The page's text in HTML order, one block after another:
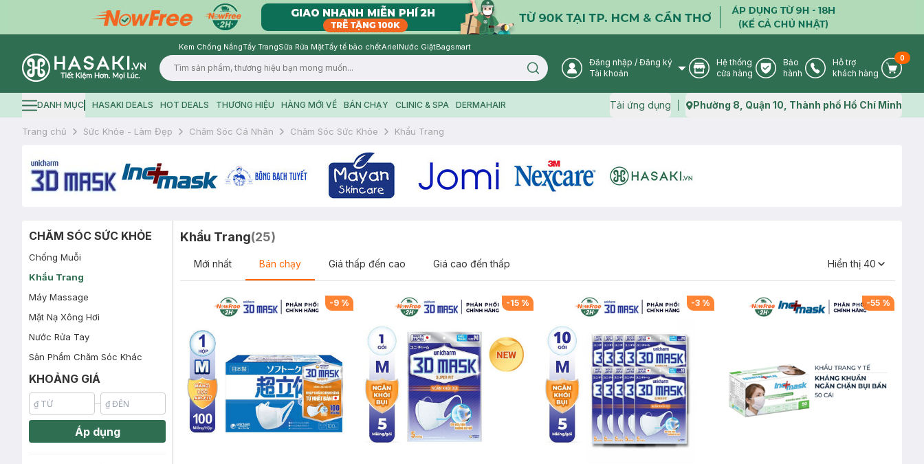
Kem Chống NắngTẩy TrangSữa Rửa MặtTẩy tế bào chếtArielNước GiặtBagsmart
Logo
Search icon User Icon
Đăng nhập / Đăng ký
Tài khoản
Store Icon
Hệ thống
cửa hàng
Warranty Icon
Bảo
hành
Phone Icon
Hỗ trợ
khách hàng
Cart
0
Hamburger icon
DANH MỤC HASAKI DEALS HOT DEALS THƯƠNG HIỆU HÀNG MỚI VỀ BÁN CHẠY CLINIC & SPA DERMAHAIR Tải ứng dụng Map icon
Phường 8, Quận 10, Thành phố Hồ Chí Minh
Trang chủ Sức Khỏe - Làm Đẹp Chăm Sóc Cá Nhân Chăm Sóc Sức Khỏe Khẩu Trang
CHĂM SÓC SỨC KHỎE
Chống Muỗi
Khẩu Trang
Máy Massage
Mặt Nạ Xông Hơi
Nước Rửa Tay
Sản Phẩm Chăm Sóc Khác
KHOẢNG GIÁ
Áp dụng
Khẩu Trang(25)
Mới nhất Bán chạy Giá thấp đến cao Giá cao đến thấp Hiển thị 40
-9% -15 % -3% -55 %